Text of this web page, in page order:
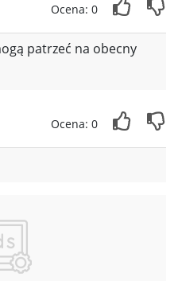
Ocena: 0
patrzeć na obecny
Ocena: 0